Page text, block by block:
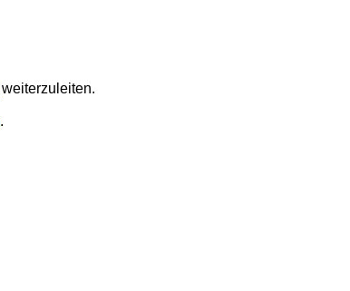
weiterzuleiten.
.